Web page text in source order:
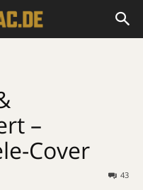
–
Cover
43